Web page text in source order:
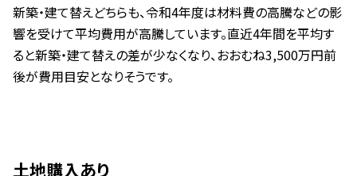
新築・建て替えどちらも、令和4年度は材料費の高騰などの影
響を受けて平均費用が高騰しています。直近4年間を平均す
ると新築・建て替えの差が少なくなり、おおむね3,500万円前
後が費用目安となりそうです。
土地購入あり